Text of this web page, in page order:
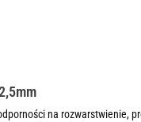
na rozwarstwienie,